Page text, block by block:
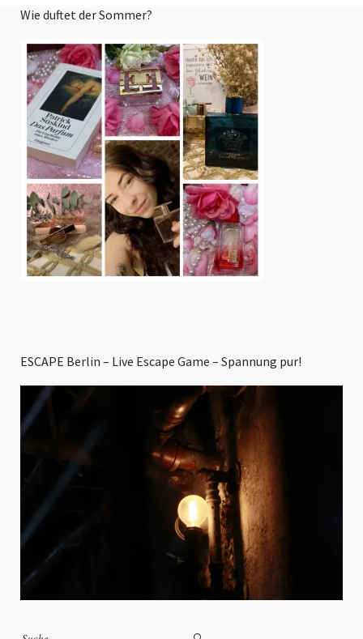
Wie duftet der Sommer?
ESCAPE Berlin – Live Escape Game – Spannung pur!